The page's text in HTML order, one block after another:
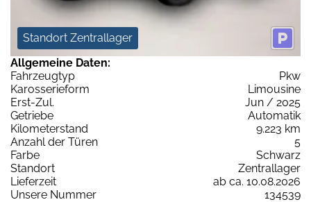
Standort Zentrallager
Allgemeine Daten:
Fahrzeugtyp
Pkw
Karosserieform
Limousine
Erst-Zul.
Jun / 2025
Getriebe
Automatik
Kilometerstand
9.223 km
Anzahl der Türen
5
Farbe
Schwarz
Standort
Zentrallager
Lieferzeit
ab ca. 10.08.2026
Unsere Nummer
134539